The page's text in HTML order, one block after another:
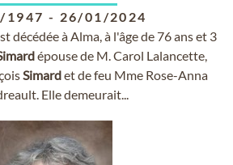
1947 - 26/01/2024
décédée à Alma, à l'âge de 76 ans et 3
épouse de M. Carol Lalancette,
Simardet de feu Mme Rose-Anna
Elle demeurait...